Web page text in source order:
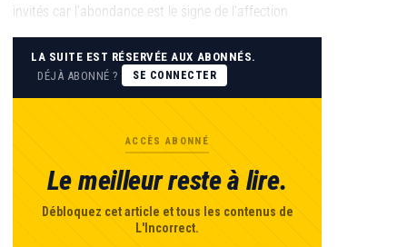
invités car l’abondance est le signe de l’affection
LA SUITE EST RÉSERVÉE AUX ABONNÉS.
DÉJÀ ABONNÉ ?
SE CONNECTER
ACCÈS ABONNÉ
Le meilleur reste à lire.
Débloquez cet article et tous les contenus de
L'Incorrect.